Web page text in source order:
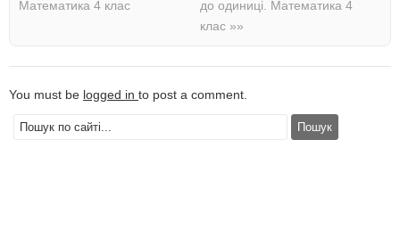
Математика 4 клас
до одиниці. Математика 4
клас »»
You must be logged in to post a comment.